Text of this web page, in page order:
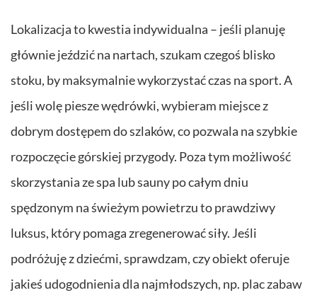
Lokalizacja to kwestia indywidualna – jeśli planuję
głównie jeździć na nartach, szukam czegoś blisko
stoku, by maksymalnie wykorzystać czas na sport. A
jeśli wolę piesze wędrówki, wybieram miejsce z
dobrym dostępem do szlaków, co pozwala na szybkie
rozpoczęcie górskiej przygody. Poza tym możliwość
skorzystania ze spa lub sauny po całym dniu
spędzonym na świeżym powietrzu to prawdziwy
luksus, który pomaga zregenerować siły. Jeśli
podróżuję z dziećmi, sprawdzam, czy obiekt oferuje
jakieś udogodnienia dla najmłodszych, np. plac zabaw